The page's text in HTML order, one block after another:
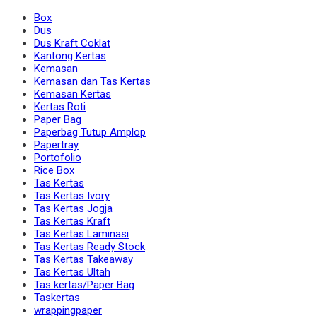
Box
Dus
Dus Kraft Coklat
Kantong Kertas
Kemasan
Kemasan dan Tas Kertas
Kemasan Kertas
Kertas Roti
Paper Bag
Paperbag Tutup Amplop
Papertray
Portofolio
Rice Box
Tas Kertas
Tas Kertas Ivory
Tas Kertas Jogja
Tas Kertas Kraft
Tas Kertas Laminasi
Tas Kertas Ready Stock
Tas Kertas Takeaway
Tas Kertas Ultah
Tas kertas/Paper Bag
Taskertas
wrappingpaper